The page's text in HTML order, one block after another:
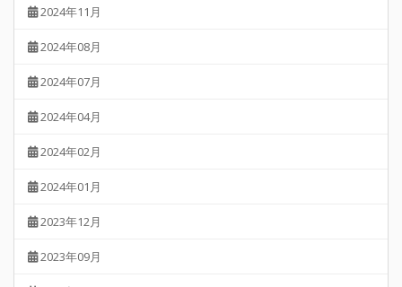
2024年11月
2024年08月
2024年07月
2024年04月
2024年02月
2024年01月
2023年12月
2023年09月